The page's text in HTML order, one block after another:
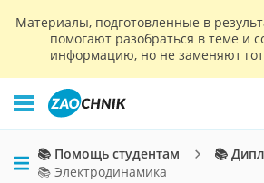
Материалы, подготовленные в
помогают разобраться в теме и
информацию, но не заменяют
📚 Помощь студентам
📚
📚 Электродинамика